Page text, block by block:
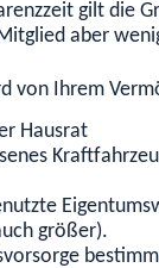
gilt die
aber
von Ihrem
Hausrat
größer).